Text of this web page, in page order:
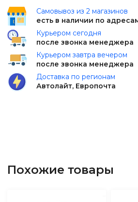
Самовывоз из 2 магазинов
есть в наличии по
Курьером сегодня
после звонка менеджера
Курьером завтра вечером
после звонка менеджера
Доставка по регионам
Автолайт, Европочта
Похожие товары